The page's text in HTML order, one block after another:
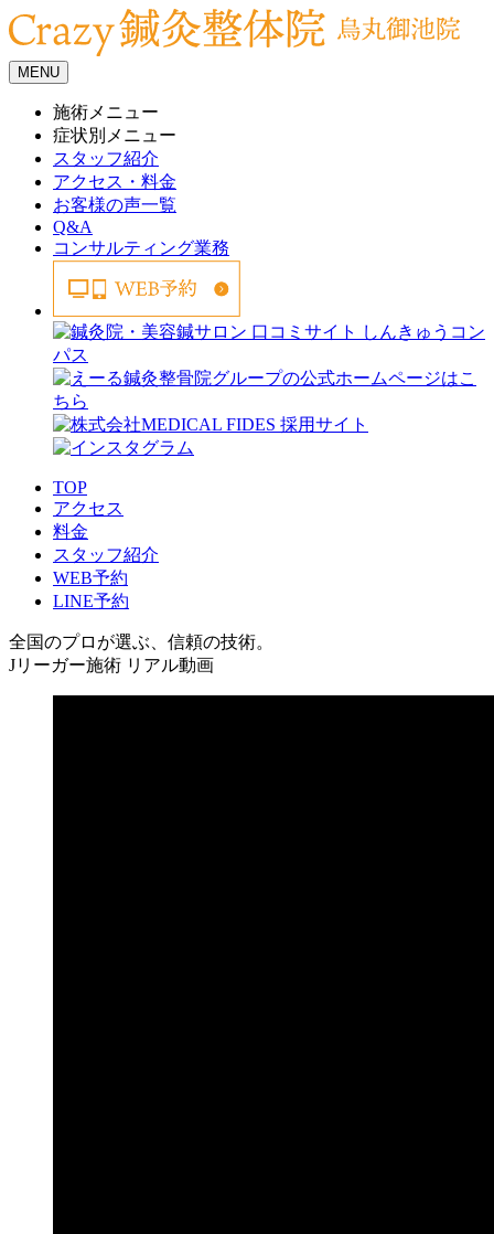
MENU
施術メニュー
症状別メニュー
スタッフ紹介
アクセス・料金
お客様の声一覧
Q&A
コンサルティング業務
TOP
アクセス
料金
スタッフ紹介
WEB予約
LINE予約
全国のプロが選ぶ、信頼の技術。
Jリーガー施術 リアル動画